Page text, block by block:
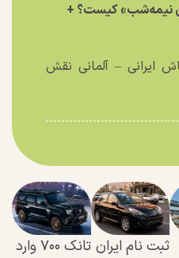
نیمه‌شب» کیست؟ +
ایرانی – آلمانی نقش
ثبت نام ایران
تانک ۷۰۰ وارد